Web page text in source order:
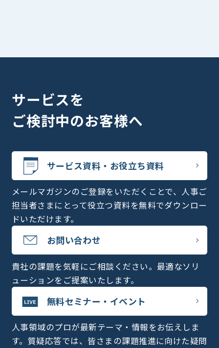
サービスを
ご検討中のお客様へ
サービス資料・お役立ち資料
メールマガジンのご登録をいただくことで、人事ご
担当者さまにとって役立つ資料を無料でダウンロー
ドいただけます。
お問い合わせ
貴社の課題を気軽にご相談ください。最適なソリ
ューションをご提案いたします。
無料セミナー・イベント
人事領域のプロが最新テーマ・情報をお伝えしま
す。質疑応答では、皆さまの課題推進に向けた疑問